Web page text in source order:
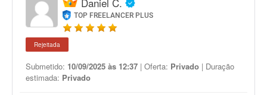
TOP FREELANCER PLUS
Rejeitada
Submetido: 10/09/2025 às 12:37 | Oferta: Privado | Duração
estimada: Privado